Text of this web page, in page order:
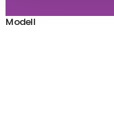
Modell